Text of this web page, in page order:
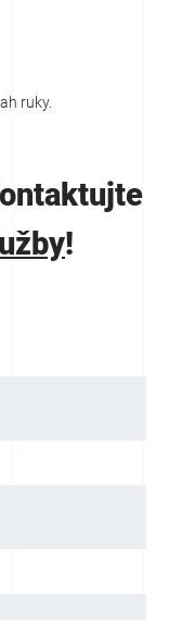
ruky.
!